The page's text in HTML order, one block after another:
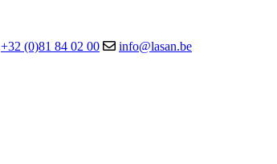
+32 (0)81 84 02 00 info@lasan.be